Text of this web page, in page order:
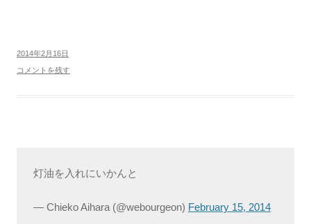
2014年2月16日
コメントを残す
灯油を入れにいかんと
— Chieko Aihara (@webourgeon) February 15, 2014